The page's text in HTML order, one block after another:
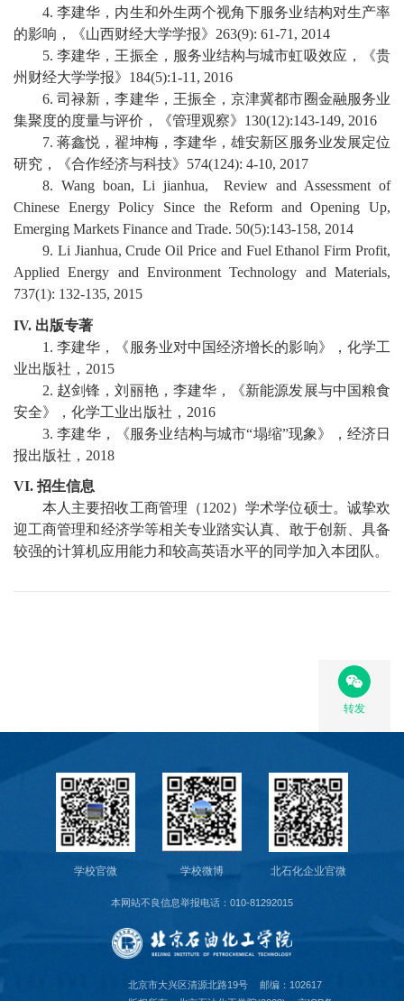
伍
学
科
校
生
合
作
流
4. 李建华，内生和外生两个视角下服务业结构对生产率
的影响，《山西财经大学学报》 263(9): 61-71, 2014
5. 李建华，王振全，服务业结构与城市虹吸效应，《贵
州财经大学学报》 184(5):1-11, 2016
6. 司禄新 ，李建华，王振全，京津冀都市圈金融服务业
集聚度的度量与评价，《管理观察》 130(12):143-149, 2016
7. 蒋鑫悦，翟坤梅，李建华，雄安新区 服务业发展定位
研究，《合作经济与科技》 574(124): 4-10, 2017
8. Wang boan, Li jianhua, Review and Assessment of
Chinese Energy Policy Since the Reform and Opening Up,
Emerging Markets Finance and Trade. 50(5):143-158, 2014
9. Li Jianhua, Crude Oil Price and Fuel Ethanol Firm Profit,
Applied Energy and Environment Technology and Materials,
737(1): 132-135, 2015
IV. 出版专著
1 . 李建华，《服务业对中国经济增长的影响》，化学工
业出版社， 2015
2. 赵剑锋，刘丽艳，李建华，《新能源发展与中国粮食
安全》，化学工业出版社， 2016
3. 李建华，《服务业结构与城市“塌缩”现象》，经济日
报出版社， 2018
VI. 招生信息
本人主要招收工商管理（1202）学术学位硕士。诚挚欢
迎工商管理和经济学等相关专业踏实认真、敢于创新、具备
较强的计算机应用能力和较高英语水平的同学加入本团队。
转发
学校官微 学校微博 北石化企业官微
本网站不良信息举报电话：010-81292015
北京市大兴区清源北路19号
邮编：102617